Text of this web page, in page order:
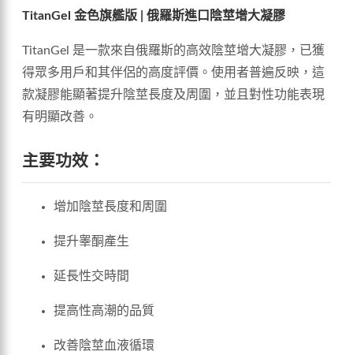
TitanGel 金色旗艦版 | 俄羅斯進口陰莖增大凝膠
TitanGel 是一款來自俄羅斯的高效陰莖增大凝膠，已獲
得眾多用戶和其伴侶的高度評價。使用者普遍反映，這
款凝膠能顯著提升陰莖長度及周圍，並且對性功能表現
有明顯改善。
主要功效：
增加陰莖長度和周圍
提升睾酮產生
延長性交時間
提高性高潮的品質
改善陰莖血液循環